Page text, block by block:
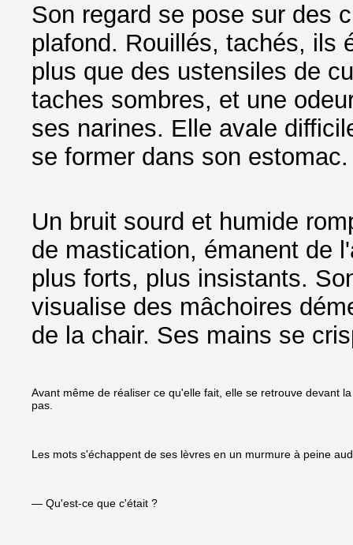
Son regard se pose sur des
plafond. Rouillés, tachés, ils
plus que des ustensiles de
taches sombres, et une
ses narines. Elle avale
se former dans son estomac.
Un bruit sourd et humide
de mastication, émanent de
plus forts, plus insistants.
visualise des mâchoires
de la chair. Ses mains se
Avant même de réaliser ce qu'elle fait, elle se retrouve devant
pas.
Les mots s'échappent de ses lèvres en un murmure à peine
— Qu'est-ce que c'était ?